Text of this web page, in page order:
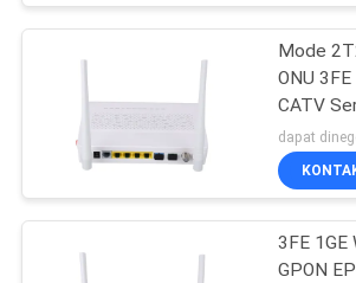
KASUS
SITEMAP
KEBIJAKAN
PRIVASI
Mode
ONU
CATV
Modem
3FE 1GE
GPON